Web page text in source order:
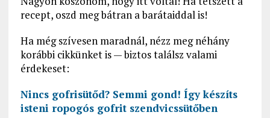
recept, oszd meg bátran a barátaiddal is!
Ha még szívesen maradnál, nézz meg néhány
korábbi cikkünket is — biztos találsz valami
érdekeset:
Nincs gofrisütőd? Semmi gond! Így készíts
isteni ropogós gofrit szendvicssütőben